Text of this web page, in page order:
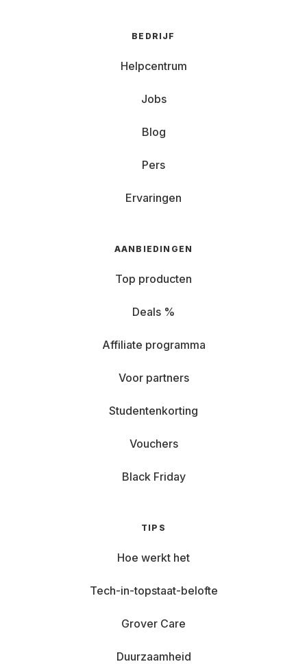
BEDRIJF
Helpcentrum
Jobs
Blog
Pers
Ervaringen
AANBIEDINGEN
Top producten
Deals %
Affiliate programma
Voor partners
Studentenkorting
Vouchers
Black Friday
TIPS
Hoe werkt het
Tech-in-topstaat-belofte
Grover Care
Duurzaamheid